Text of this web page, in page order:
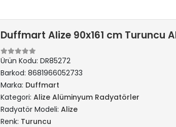
Duffmart Alize 90x161 cm Turuncu
Ürün Kodu: DR85272
Barkod: 8681966052733
Marka: Duffmart
Kategori: Alize Alüminyum Radyatörler
Radyatör Modeli: Alize
Renk: Turuncu